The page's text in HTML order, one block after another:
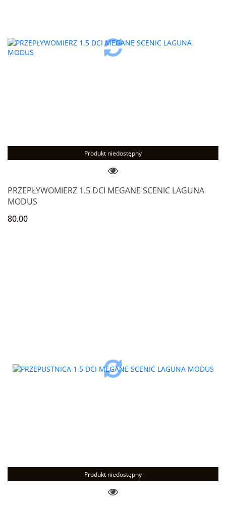
Produkt niedostępny
PRZEPŁYWOMIERZ 1.5 DCI MEGANE SCENIC LAGUNA
MODUS
80.00
Produkt niedostępny